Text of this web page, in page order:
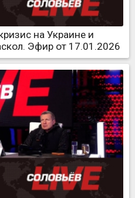
на Украине и
Эфир от 17.01.2026